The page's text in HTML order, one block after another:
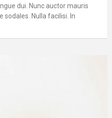
dui. Nunc auctor mauris
Nulla facilisi. In